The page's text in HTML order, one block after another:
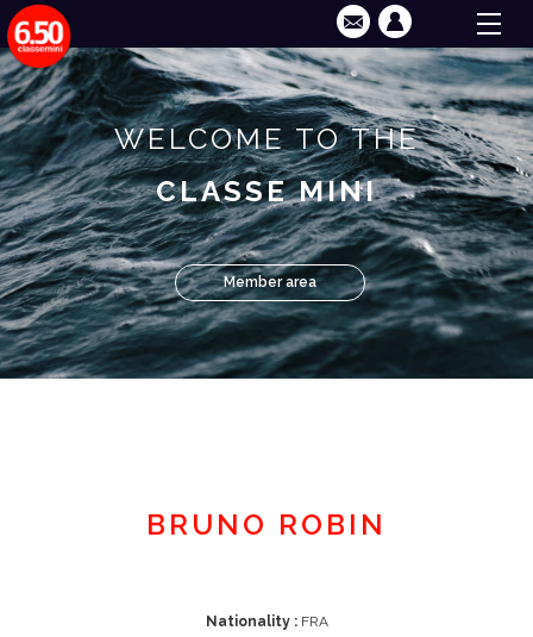
WELCOME TO THE
CLASSE MINI
Member area
BRUNO ROBIN
Nationality :FRA